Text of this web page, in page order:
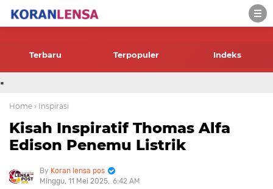
-->
Terbaru Terpopuler Indeks
.
Home › Inspirasi
Kisah Inspiratif Thomas Alfa
Edison Penemu Listrik
Koran lensa pos
Minggu, 11 Mei 2025 6:42 AM